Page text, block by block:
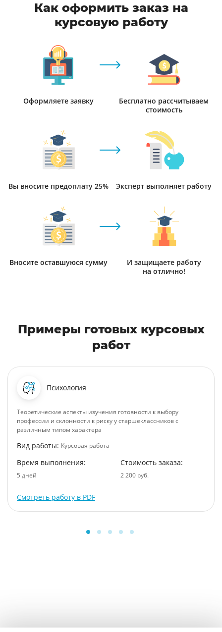
Как оформить заказ на
курсовую работу
Оформляете заявку
Бесплатно рассчитываем
стоимость
Вы вносите предоплату 25% Эксперт выполняет работу
Вносите оставшуюся сумму
И защищаете работу
на отлично!
Примеры готовых курсовых
работ
Психология
Теоретические аспекты изучения готовности к выбору
профессии и склонности к риску у старшеклассников с
различным типом характера
Вид работы: Курсовая работа
Время выполнения:
5 дней
Стоимость заказа:
2 200 руб.
Смотреть работу в PDF